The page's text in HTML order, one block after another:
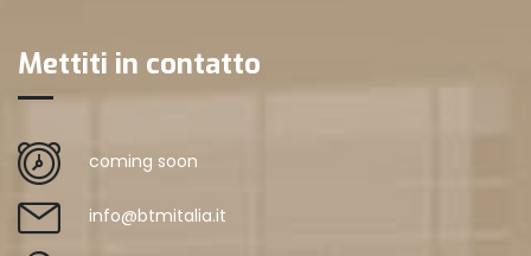
Mettiti in contatto
coming soon
info@btmitalia.it